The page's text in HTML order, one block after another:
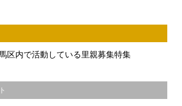
区内で活動している里親募集特集